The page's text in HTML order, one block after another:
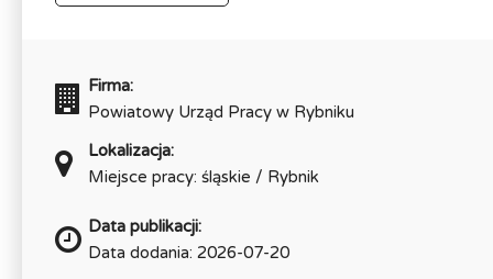
Firma:
Powiatowy Urząd Pracy w Rybniku
Lokalizacja:
Miejsce pracy: śląskie / Rybnik
Data publikacji:
Data dodania: 2026-07-20